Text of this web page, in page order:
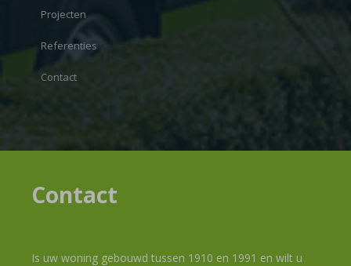
Projecten
Referenties
Contact
Contact
Is uw woning gebouwd tussen 1910 en 1991 en wilt u